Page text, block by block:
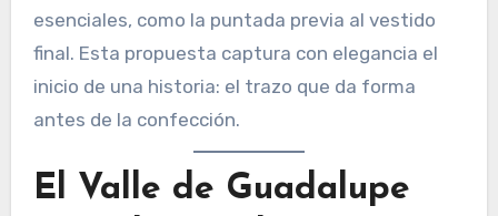
esenciales, como la puntada previa al vestido
final. Esta propuesta captura con elegancia el
inicio de una historia: el trazo que da forma
antes de la confección.
El Valle de Guadalupe